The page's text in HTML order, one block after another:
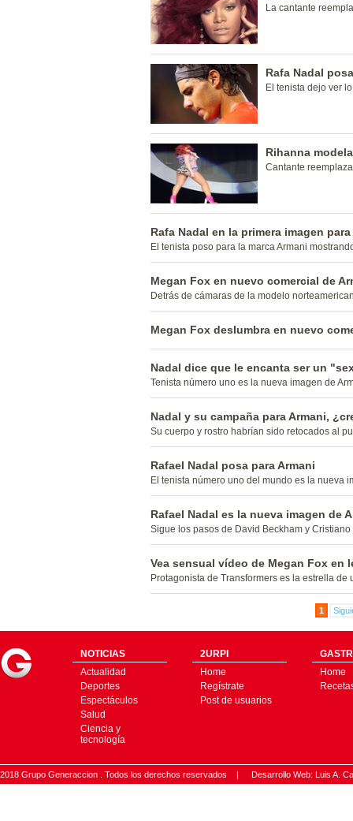
La cantante
Rafa Nadal
El tenista dejo ver
Rihanna
Cantante
Rafa Nadal en la primera imagen
El tenista poso para la marca Armani
Megan Fox en nuevo comercial de
Detrás de cámaras de la modelo
Megan Fox deslumbra en nuevo
Nadal dice que le encanta ser un
Tenista número uno es la nueva imagen de
Nadal y su campaña para Armani,
Su cuerpo y rostro habrían sido retocados al
Rafael Nadal posa para Armani
El tenista número uno del mundo es la nueva
Rafael Nadal es la nueva imagen de
Sigue los pasos de David Beckham y
Vea sensual vídeo de Megan Fox en
Protagonista de Transformers es la estrella
1
NOTICIAS
Actualidad
Deportes
Espectáculos
Salud
Ciencia y
tecnología
2URPI
Home
Regístrate
Post de usuarios
Home
2018 Grupo Generaccion . Todos los derechos reservados | Desarrollo Web: Luis